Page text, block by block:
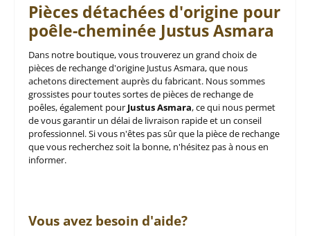
Pièces détachées d'origine pour
poêle-cheminée Justus Asmara
Dans notre boutique, vous trouverez un grand choix de
pièces de rechange d'origine Justus Asmara, que nous
achetons directement auprès du fabricant. Nous sommes
grossistes pour toutes sortes de pièces de rechange de
poêles, également pour Justus Asmara, ce qui nous permet
de vous garantir un délai de livraison rapide et un conseil
professionnel. Si vous n'êtes pas sûr que la pièce de rechange
que vous recherchez soit la bonne, n'hésitez pas à nous en
informer.
Vous avez besoin d'aide?